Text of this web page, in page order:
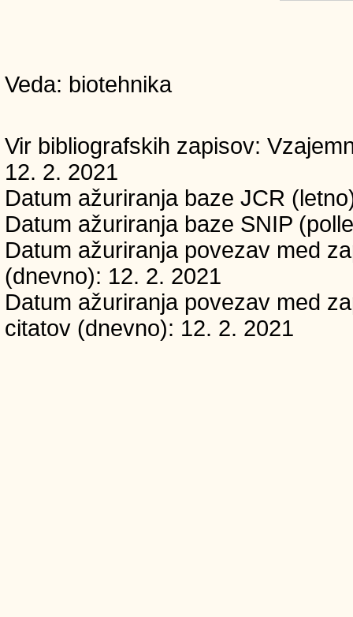
Veda: biotehnika
Vir bibliografskih zapisov:
12. 2. 2021
Datum ažuriranja baze JCR
Datum ažuriranja baze SNIP
Datum ažuriranja povezav med
(dnevno): 12. 2. 2021
Datum ažuriranja povezav med
citatov (dnevno): 12. 2. 2021